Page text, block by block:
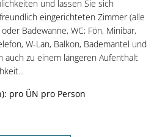
und lassen Sie sich
eingerichteten Zimmer (alle
Badewanne, WC; Fön, Minibar,
W-Lan, Balkon, Bademantel und
auch zu einem längeren Aufenthalt
pro ÜN pro Person